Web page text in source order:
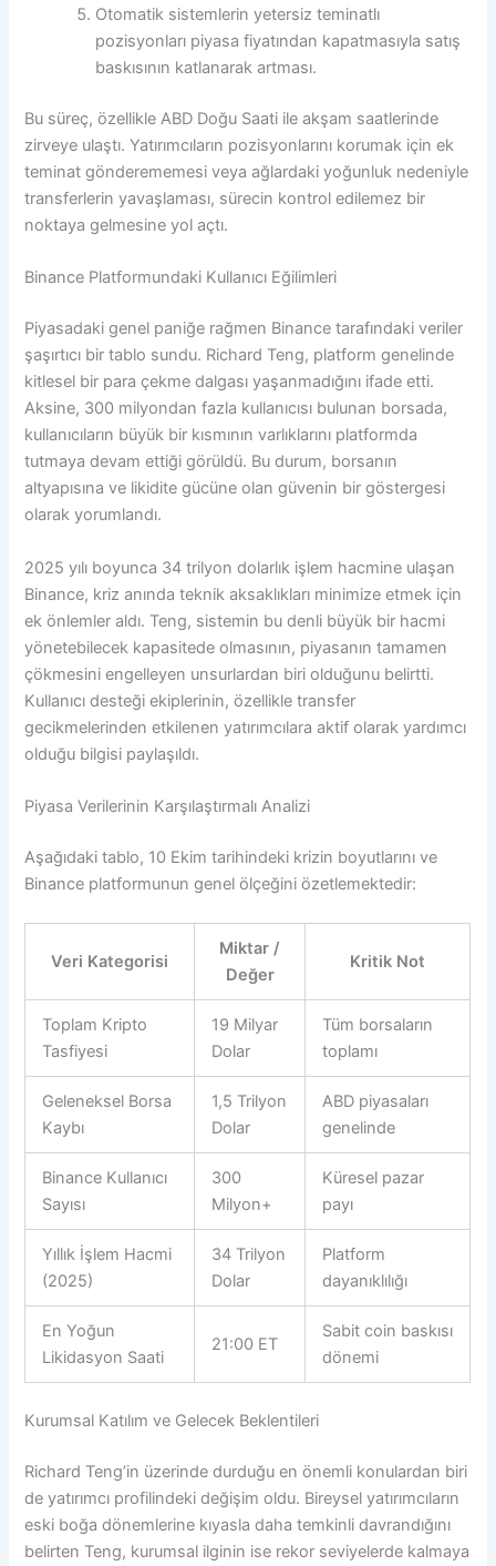
Otomatik sistemlerin yetersiz teminatlı
pozisyonları piyasa fiyatından kapatmasıyla satış
baskısının katlanarak artması.
Bu süreç, özellikle ABD Doğu Saati ile akşam saatlerinde
zirveye ulaştı. Yatırımcıların pozisyonlarını korumak için ek
teminat gönderememesi veya ağlardaki yoğunluk nedeniyle
transferlerin yavaşlaması, sürecin kontrol edilemez bir
noktaya gelmesine yol açtı.
Binance Platformundaki Kullanıcı Eğilimleri
Piyasadaki genel paniğe rağmen Binance tarafındaki veriler
şaşırtıcı bir tablo sundu. Richard Teng, platform genelinde
kitlesel bir para çekme dalgası yaşanmadığını ifade etti.
Aksine, 300 milyondan fazla kullanıcısı bulunan borsada,
kullanıcıların büyük bir kısmının varlıklarını platformda
tutmaya devam ettiği görüldü. Bu durum, borsanın
altyapısına ve likidite gücüne olan güvenin bir göstergesi
olarak yorumlandı.
2025 yılı boyunca 34 trilyon dolarlık işlem hacmine ulaşan
Binance, kriz anında teknik aksaklıkları minimize etmek için
ek önlemler aldı. Teng, sistemin bu denli büyük bir hacmi
yönetebilecek kapasitede olmasının, piyasanın tamamen
çökmesini engelleyen unsurlardan biri olduğunu belirtti.
Kullanıcı desteği ekiplerinin, özellikle transfer
gecikmelerinden etkilenen yatırımcılara aktif olarak yardımcı
olduğu bilgisi paylaşıldı.
Piyasa Verilerinin Karşılaştırmalı Analizi
Aşağıdaki tablo, 10 Ekim tarihindeki krizin boyutlarını ve
Binance platformunun genel ölçeğini özetlemektedir:
Veri Kategorisi
Miktar /
Değer
Kritik Not
Toplam Kripto
Tasfiyesi
19 Milyar
Dolar
Tüm borsaların
toplamı
Geleneksel Borsa
Kaybı
1,5 Trilyon
Dolar
ABD piyasaları
genelinde
Binance Kullanıcı
Sayısı
300
Milyon+
Küresel pazar
payı
Yıllık İşlem Hacmi
(2025)
34 Trilyon
Dolar
Platform
dayanıklılığı
En Yoğun
Likidasyon Saati
21:00 ET
Sabit coin baskısı
dönemi
Kurumsal Katılım ve Gelecek Beklentileri
Richard Teng’in üzerinde durduğu en önemli konulardan biri
de yatırımcı profilindeki değişim oldu. Bireysel yatırımcıların
eski boğa dönemlerine kıyasla daha temkinli davrandığını
belirten Teng, kurumsal ilginin ise rekor seviyelerde kalmaya